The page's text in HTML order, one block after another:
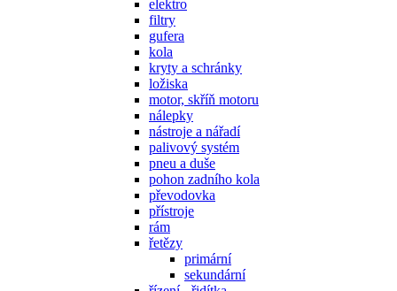
elektro
filtry
gufera
kola
kryty a schránky
ložiska
motor, skříň motoru
nálepky
nástroje a nářadí
palivový systém
pneu a duše
pohon zadního kola
převodovka
přístroje
rám
řetězy
primární
sekundární